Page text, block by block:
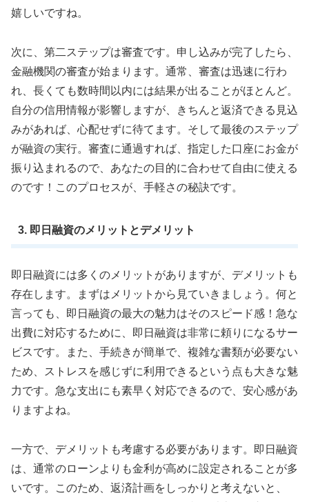
嬉しいですね。
次に、第二ステップは審査です。申し込みが完了したら、
金融機関の審査が始まります。通常、審査は迅速に行わ
れ、長くても数時間以内には結果が出ることがほとんど。
自分の信用情報が影響しますが、きちんと返済できる見込
みがあれば、心配せずに待てます。そして最後のステップ
が融資の実行。審査に通過すれば、指定した口座にお金が
振り込まれるので、あなたの目的に合わせて自由に使える
のです！このプロセスが、手軽さの秘訣です。
3. 即日融資のメリットとデメリット
即日融資には多くのメリットがありますが、デメリットも
存在します。まずはメリットから見ていきましょう。何と
言っても、即日融資の最大の魅力はそのスピード感！急な
出費に対応するために、即日融資は非常に頼りになるサー
ビスです。また、手続きが簡単で、複雑な書類が必要ない
ため、ストレスを感じずに利用できるという点も大きな魅
力です。急な支出にも素早く対応できるので、安心感があ
りますよね。
一方で、デメリットも考慮する必要があります。即日融資
は、通常のローンよりも金利が高めに設定されることが多
いです。このため、返済計画をしっかりと考えないと、